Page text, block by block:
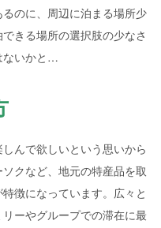
のに、周辺に泊まる場所少
きる場所の選択肢の少なさ
ないかと…
んで欲しいという思いから
クなど、地元の特産品を取
徴になっています。広々と
ーやグループでの滞在に最